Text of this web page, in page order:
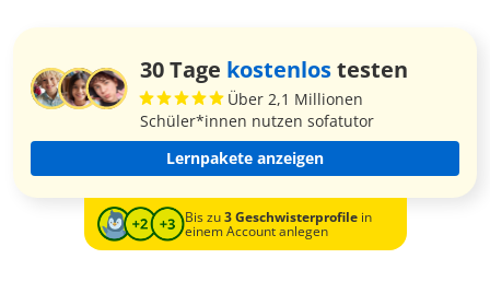
30 Tage kostenlostesten
Über 2,1 Millionen
Schüler*innen nutzen sofatutor
Lernpakete anzeigen
Bis zu3 Geschwisterprofilein
einem Account anlegen